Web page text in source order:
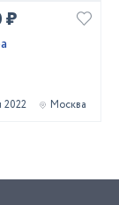
₽
2022 Москва